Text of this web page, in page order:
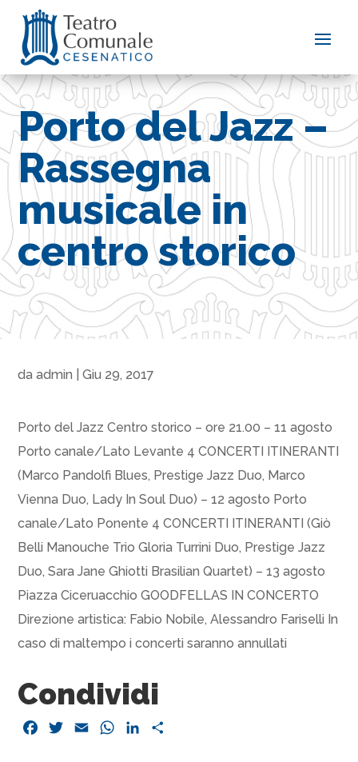
Porto del Jazz –
Rassegna
musicale in
centro storico
daadmin |Giu 29, 2017
Porto del Jazz Centro storico – ore 21.00 – 11 agosto
Porto canale/Lato Levante 4 CONCERTI ITINERANTI
(Marco Pandolfi Blues, Prestige Jazz Duo, Marco
Vienna Duo, Lady In Soul Duo) – 12 agosto Porto
canale/Lato Ponente 4 CONCERTI ITINERANTI (Giò
Belli Manouche Trio Gloria Turrini Duo, Prestige Jazz
Duo, Sara Jane Ghiotti Brasilian Quartet) – 13 agosto
Piazza Ciceruacchio GOODFELLAS IN CONCERTO
Direzione artistica: Fabio Nobile, Alessandro Fariselli In
caso di maltempo i concerti saranno annullati
Condividi
Facebook
TwitterEmail WhatsApp
LinkedIn